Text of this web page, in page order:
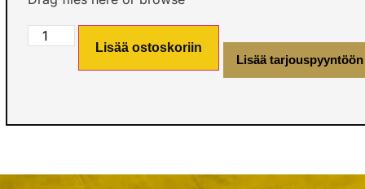
Lisää ostoskoriin
Lisää tarjouspyyntöön